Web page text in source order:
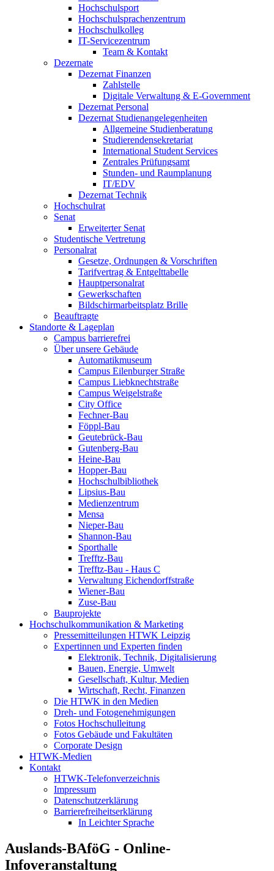
Hochschulsport
Hochschulsprachenzentrum
Hochschulkolleg
IT-Servicezentrum
Team & Kontakt
Dezernate
Dezernat Finanzen
Zahlstelle
Digitale Verwaltung & E-Government
Dezernat Personal
Dezernat Studienangelegenheiten
Allgemeine Studienberatung
Studierendensekretariat
International Student Services
Zentrales Prüfungsamt
Stunden- und Raumplanung
IT/EDV
Dezernat Technik
Hochschulrat
Senat
Erweiterter Senat
Studentische Vertretung
Personalrat
Gesetze, Ordnungen & Vorschriften
Tarifvertrag & Entgelttabelle
Hauptpersonalrat
Gewerkschaften
Bildschirmarbeitsplatz Brille
Beauftragte
Standorte & Lageplan
Campus barrierefrei
Über unsere Gebäude
Automatikmuseum
Campus Eilenburger Straße
Campus Liebknechtstraße
Campus Weigelstraße
City Office
Fechner-Bau
Föppl-Bau
Geutebrück-Bau
Gutenberg-Bau
Heine-Bau
Hopper-Bau
Hochschulbibliothek
Lipsius-Bau
Medienzentrum
Mensa
Nieper-Bau
Shannon-Bau
Sporthalle
Trefftz-Bau
Trefftz-Bau - Haus C
Verwaltung Eichendorffstraße
Wiener-Bau
Zuse-Bau
Bauprojekte
Hochschulkommunikation & Marketing
Pressemitteilungen HTWK Leipzig
Expertinnen und Experten finden
Elektronik, Technik, Digitalisierung
Bauen, Energie, Umwelt
Gesellschaft, Kultur, Medien
Wirtschaft, Recht, Finanzen
Die HTWK in den Medien
Dreh- und Fotogenehmigungen
Fotos Hochschulleitung
Fotos Gebäude und Fakultäten
Corporate Design
HTWK-Medien
Kontakt
HTWK-Telefonverzeichnis
Impressum
Datenschutzerklärung
Barrierefreiheitserklärung
In Leichter Sprache
Auslands-BAföG - Online-
Infoveranstaltung